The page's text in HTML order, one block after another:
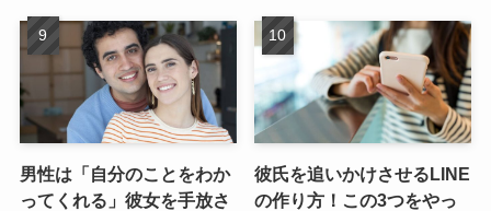
男性は「自分のことをわか
ってくれる」彼女を手放さ
彼氏を追いかけさせるLINE
の作り方！この3つをやっ